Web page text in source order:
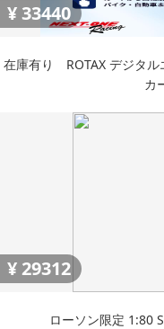
¥33440
在庫有り ROTAX デジタ
カ
¥ 29312
ローソン限定 1:80